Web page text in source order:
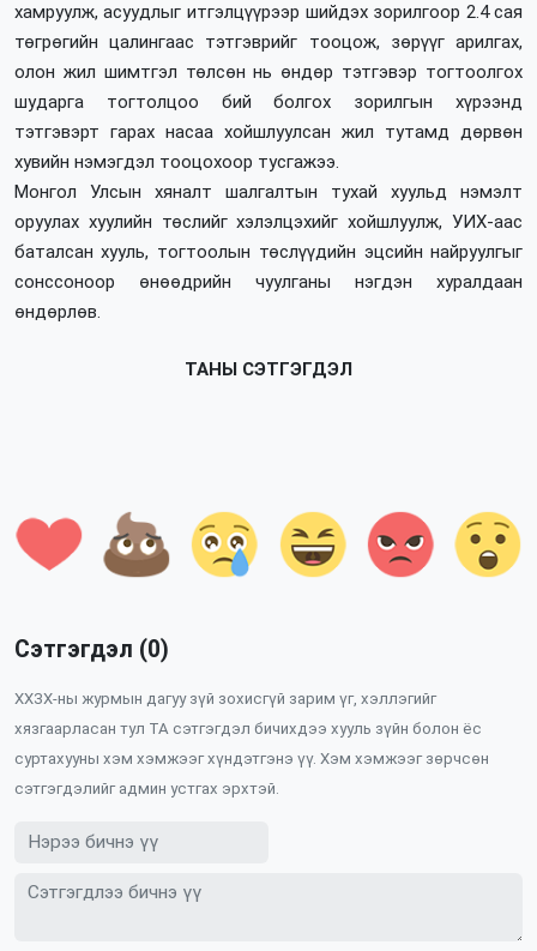
хамруулж, асуудлыг итгэлцүүрээр шийдэх зорилгоор 2.4 сая
төгрөгийн цалингаас тэтгэврийг тооцож, зөрүүг арилгах,
олон жил шимтгэл төлсөн нь өндөр тэтгэвэр тогтоолгох
шударга тогтолцоо бий болгох зорилгын хүрээнд
тэтгэвэрт гарах насаа хойшлуулсан жил тутамд дөрвөн
хувийн нэмэгдэл тооцохоор тусгажээ.
Монгол Улсын хяналт шалгалтын тухай хуульд нэмэлт
оруулах хуулийн төслийг хэлэлцэхийг хойшлуулж, УИХ-аас
баталсан хууль, тогтоолын төслүүдийн эцсийн найруулгыг
сонссоноор өнөөдрийн чуулганы нэгдэн хуралдаан
өндөрлөв.
ТАНЫ СЭТГЭГДЭЛ
Сэтгэгдэл (0)
ХХЗХ-ны журмын дагуу зүй зохисгүй зарим үг, хэллэгийг
хязгаарласан тул ТА сэтгэгдэл бичихдээ хууль зүйн болон ёс
суртахууны хэм хэмжээг хүндэтгэнэ үү. Хэм хэмжээг зөрчсөн
сэтгэгдэлийг админ устгах эрхтэй.